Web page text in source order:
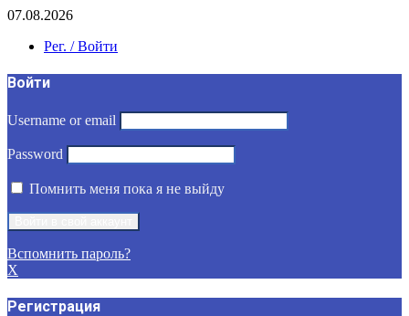
07.08.2026
Рег. / Войти
Войти
Username or email
Password
Помнить меня пока я не выйду
Вспомнить пароль?
X
Регистрация